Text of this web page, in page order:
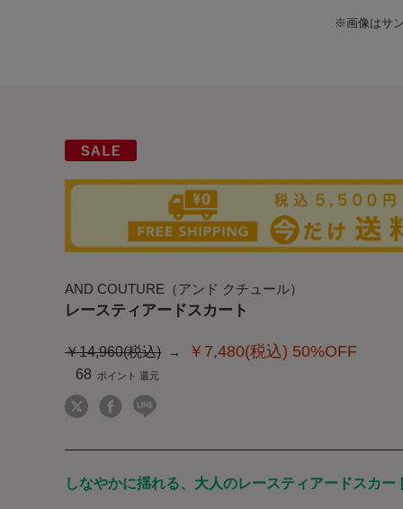
※画像はサ
AND COUTURE（アンド クチュール）
レースティアードスカート
￥14,960(税込) ￥7,480(税込) 50%OFF
68
しなやかに揺れる、大人のレースティアードスカー